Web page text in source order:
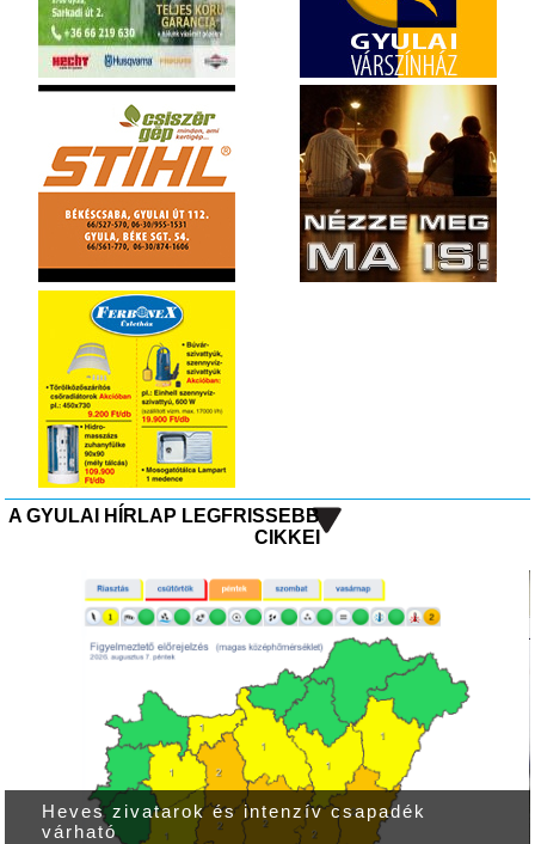
A GYULAI HÍRLAP LEGFRISSEBB
CIKKEI
Heves zivatarok és intenzív csapadék
várható